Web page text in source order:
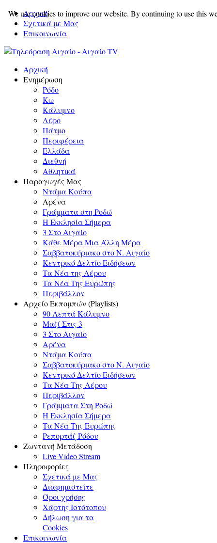
Αρχική
Σχετικά με Μας
Επικοινωνία
Αρχική
Ενημέρωση
Ρόδο
Κω
Κάλυμνο
Λέρο
Πάτμο
Περιφέρεια
Ελλάδα
Διεθνή
Αθλητικά
Παραγωγές Μας
Ντάμα Κούπα
Αρένα
Γράμματα στη Ροδώ
Η Εκκλησία Σήμερα
3 Στο Αιγαίο
Κάθε Μέρα Μια Άλλη Μέρα
Σαββατοκύριακο στο Ν. Αιγαίο
Κεντρικό Δελτίο Ειδήσεων
Τα Νέα της Λέρου
Τα Νέα Της Ευρώπης
Περιβάλλον
Αρχείο Εκπομπών (Playlists)
90 Λεπτά Κάλυμνο
Μαζί Στις 3
3 Στο Αιγαίο
Αρένα
Ντάμα Κούπα
Σαββατοκύριακο στο Ν. Αιγαίο
Κεντρικό Δελτίο Ειδήσεων
Τα Νέα Της Λέρου
Περιβάλλον
Γράμματα Στη Ροδώ
Η Εκκλησία Σήμερα
Τα Νέα Της Ευρώπης
Ρεπορτάζ Ρόδου
Ζωντανή Μετάδοση
Live Video Stream
Πληροφορίες
Σχετικά με Μας
Διαφημιστείτε
Όροι χρήσης
Χάρτης Ιστότοπου
Δήλωση για τα
Cookies
Επικοινωνία
We use cookies to improve our website. By continuing to use this